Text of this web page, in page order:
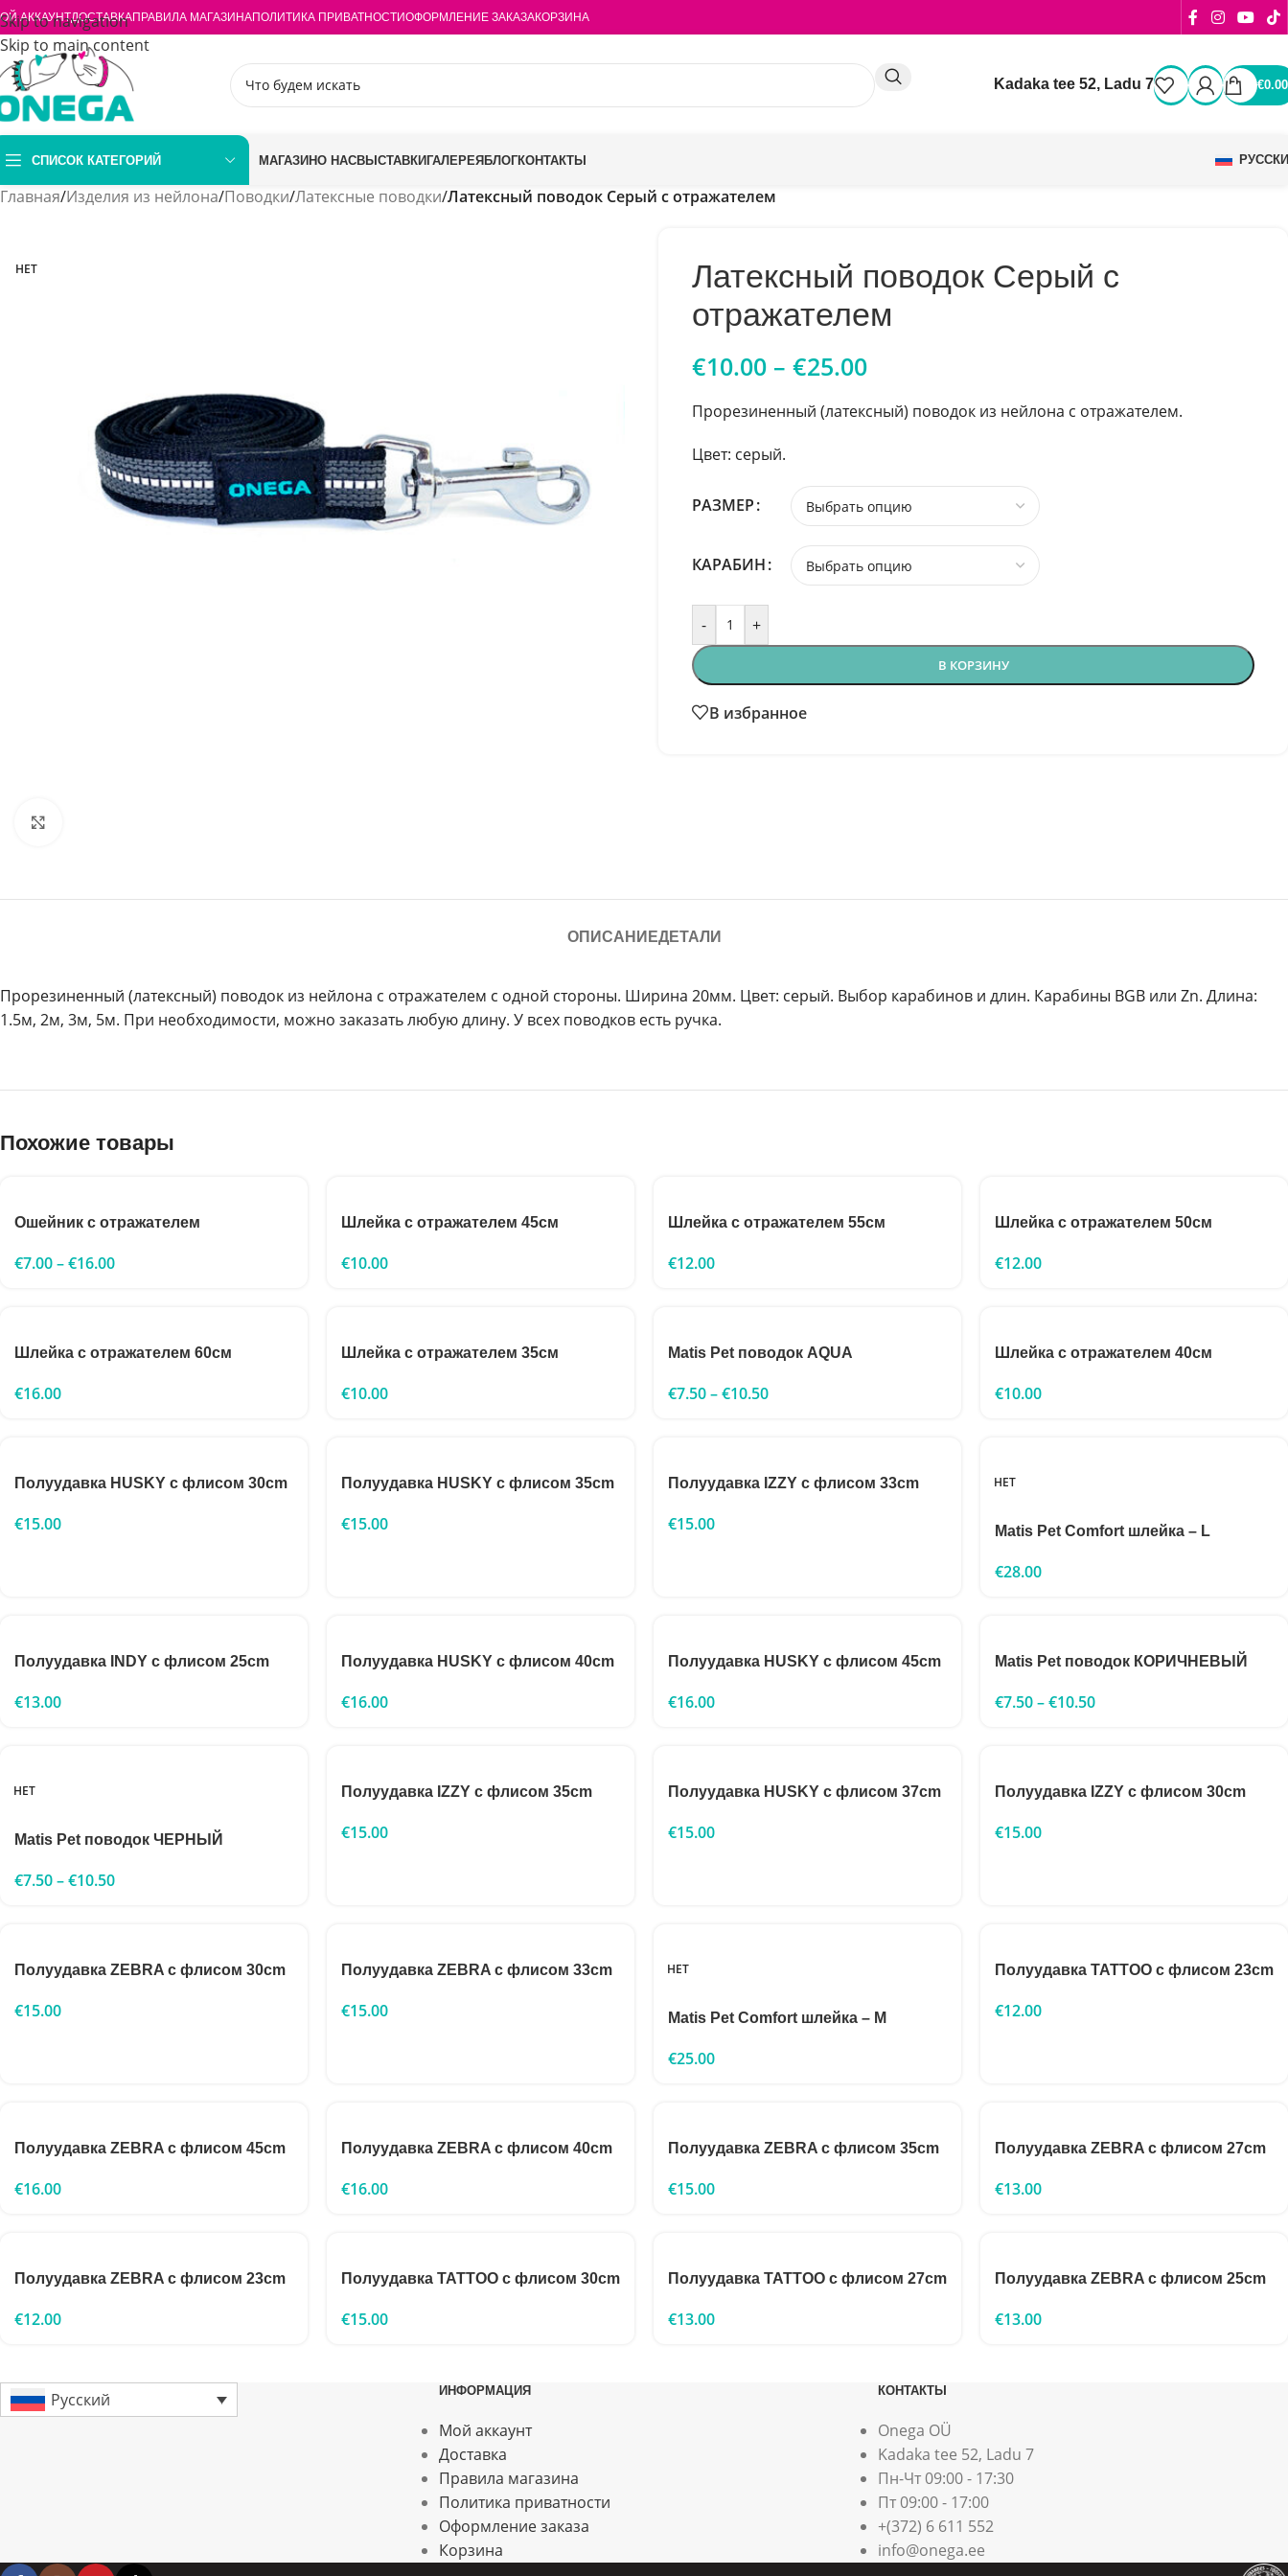
Skip to navigation
Skip to main content
АККАУНТДОСТАВКАПРАВИЛА МАГАЗИНАПОЛИТИКА ПРИВАТНОСТИОФОРМЛЕНИЕ ЗАКАЗАКОРЗИНА
Kadaka tee 52, Ladu 7 €0.00
СПИСОК КАТЕГОРИЙ МАГАЗИНО НАСВЫСТАВКИГАЛЕРЕЯБЛОГКОНТАКТЫ
Главная/Изделия из нейлона/Поводки/Латексные поводки/Латексный поводок Серый с отражателем
НЕТ
Латексный поводок Серый с
отражателем
€10.00 – €25.00
Прорезиненный (латексный) поводок из нейлона с отражателем.
Цвет: серый.
РАЗМЕР
КАРАБИН
- +
В КОРЗИНУ
В избранное
ОПИСАНИЕДЕТАЛИ
Прорезиненный (латексный) поводок из нейлона с отражателем с одной стороны. Ширина 20мм. Цвет: серый. Выбор карабинов и длин. Карабины BGB или Zn. Длина:
1.5м, 2м, 3м, 5м. При необходимости, можно заказать любую длину. У всех поводков есть ручка.
Похожие товары
Ошейник с отражателем
€7.00–€16.00
Шлейка с отражателем 45см
€10.00
Шлейка с отражателем 55см
€12.00
Шлейка с отражателем 50см
€12.00
Шлейка с отражателем 60см
€16.00
Шлейка с отражателем 35см
€10.00
Matis Pet поводок AQUA
€7.50–€10.50
Шлейка с отражателем 40см
€10.00
Полуудавка HUSKY с флисом 30cm
€15.00
Полуудавка HUSKY с флисом 35cm
€15.00
Полуудавка IZZY с флисом 33cm
€15.00
НЕТ
Matis Pet Comfort шлейка – L
€28.00
Полуудавка INDY с флисом 25cm
€13.00
Полуудавка HUSKY с флисом 40cm
€16.00
Полуудавка HUSKY с флисом 45cm
€16.00
Matis Pet поводок КОРИЧНЕВЫЙ
€7.50–€10.50
НЕТ
Matis Pet поводок ЧЕРНЫЙ
€7.50–€10.50
Полуудавка IZZY с флисом 35cm
€15.00
Полуудавка HUSKY с флисом 37cm
€15.00
Полуудавка IZZY с флисом 30cm
€15.00
Полуудавка ZEBRA с флисом 30cm
€15.00
Полуудавка ZEBRA с флисом 33cm
€15.00
НЕТ
Matis Pet Comfort шлейка – М
€25.00
Полуудавка TATTOO с флисом 23cm
€12.00
Полуудавка ZEBRA с флисом 45cm
€16.00
Полуудавка ZEBRA с флисом 40cm
€16.00
Полуудавка ZEBRA с флисом 35cm
€15.00
Полуудавка ZEBRA с флисом 27cm
€13.00
Полуудавка ZEBRA с флисом 23cm
€12.00
Полуудавка TATTOO с флисом 30cm
€15.00
Полуудавка TATTOO с флисом 27cm
€13.00
Полуудавка ZEBRA с флисом 25cm
€13.00
Русский ИНФОРМАЦИЯ
Мой аккаунт
Доставка
Правила магазина
Политика приватности
Оформление заказа
Корзина
КОНТАКТЫ
Onega OÜ
Kadaka tee 52, Ladu 7
Пн-Чт 09:00 - 17:30
Пт 09:00 - 17:00
+(372) 6 611 552
info@onega.ee